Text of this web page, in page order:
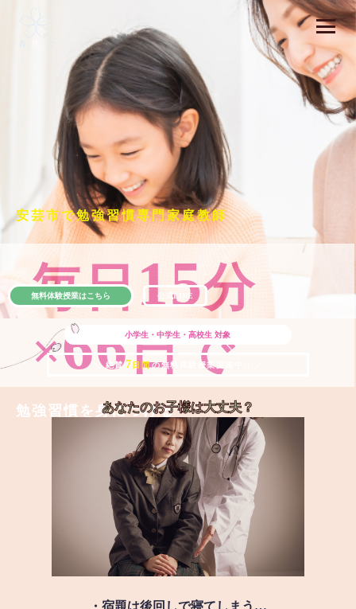
安芸市で勉強習慣専門家庭教師
毎日15分
×66日で
勉強習慣を身につける
小学生・中学生・高校生 対象
＼ 絶賛 7 日間の無料体験授業実施中!! ／
無料体験授業はこちら 公式LINE
あなたのお子様は大丈夫？
・宿題は後回しで寝てしまう…